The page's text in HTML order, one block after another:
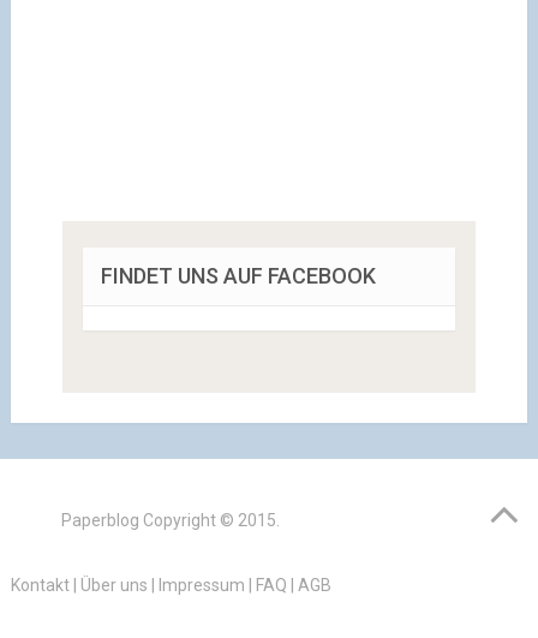
FINDET UNS AUF FACEBOOK
Paperblog Copyright © 2015.
Kontakt| Über uns Impressum FAQ AGB